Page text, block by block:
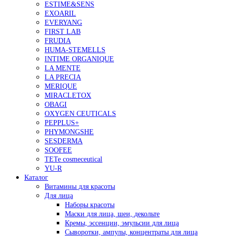
ESTIME&SENS
EXOARIL
EVERYANG
FIRST LAB
FRUDIA
HUMA-STEMELLS
INTIME ORGANIQUE
LA MENTE
LA PRECIA
MERIQUE
MIRACLETOX
OBAGI
OXYGEN CEUTICALS
PEPPLUS+
PHYMONGSHE
SESDERMA
SOOFEE
TETe cosmeceutical
YU-R
Каталог
Витамины для красоты
Для лица
Наборы красоты
Маски для лица, шеи, декольте
Кремы, эссенции, эмульсии для лица
Сыворотки, ампулы, концентраты для лица